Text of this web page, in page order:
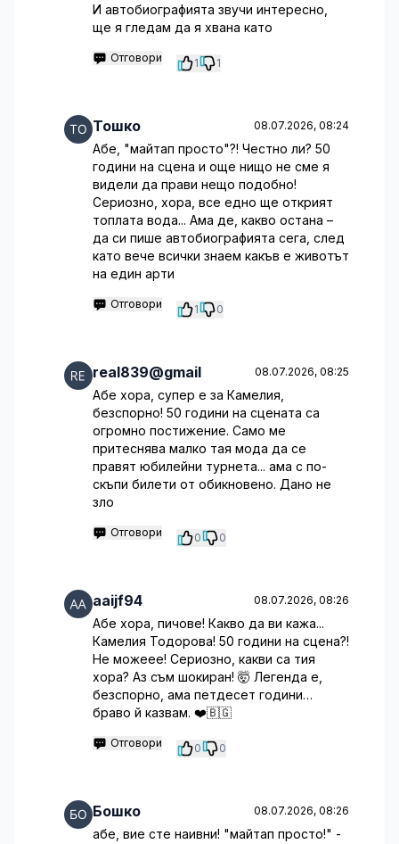
И автобиографията звучи интересно,
ще я гледам да я хвана като
Отговори 1 1
Тошко 08.07.2026, 08:24
Абе, "майтап просто"?! Честно ли? 50
години на сцена и още нищо не сме я
видели да прави нещо подобно!
Сериозно, хора, все едно ще открият
топлата вода... Ама де, какво остана –
да си пише автобиографията сега, след
като вече всички знаем какъв е животът
на един арти
Отговори 1 0
real839@gmail 08.07.2026, 08:25
Абе хора, супер е за Камелия,
безспорно! 50 години на сцената са
огромно постижение. Само ме
притеснява малко тая мода да се
правят юбилейни турнета... ама с по-
скъпи билети от обикновено. Дано не
зло
Отговори 0 0
aaijf94 08.07.2026, 08:26
Абе хора, пичове! Какво да ви кажа...
Камелия Тодорова! 50 години на сцена?!
Не можеее! Сериозно, какви са тия
хора? Аз съм шокиран! 🤯 Легенда е,
безспорно, ама петдесет години…
браво й казвам. ❤️🇧🇬
Отговори 0 0
Бошко 08.07.2026, 08:26
абе, вие сте наивни! "майтап просто!" -